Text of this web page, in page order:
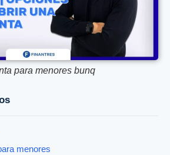
para menores bunq
menores